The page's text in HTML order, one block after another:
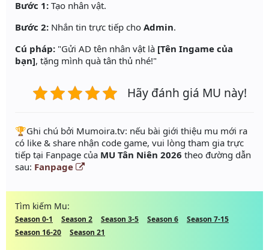
Bước 1: Tạo nhân vật.
Bước 2: Nhắn tin trực tiếp cho Admin.
Cú pháp: "Gửi AD tên nhân vật là [Tên Ingame của
bạn], tặng mình quà tân thủ nhé!"
Hãy đánh giá MU này!
️🏆Ghi chú bởi Mumoira.tv: nếu bài giới thiệu mu mới ra
có like & share nhận code game, vui lòng tham gia trực
tiếp tại Fanpage của MU Tân Niên 2026 theo đường dẫn
sau: Fanpage
Tìm kiếm Mu:
Season 0-1 Season 2 Season 3-5 Season 6
Season 7-15
Season 16-20
Season 21